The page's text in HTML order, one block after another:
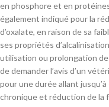
en phosphore et en
également indiqué pour la
d’oxalate, en raison de sa
ses propriétés
utilisation ou prolongation
de demander l’avis d’un
pour une durée allant
chronique et réduction de la